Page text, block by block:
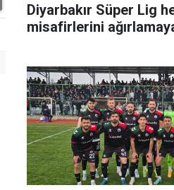
Diyarbakır Süper Lig
misafirlerini